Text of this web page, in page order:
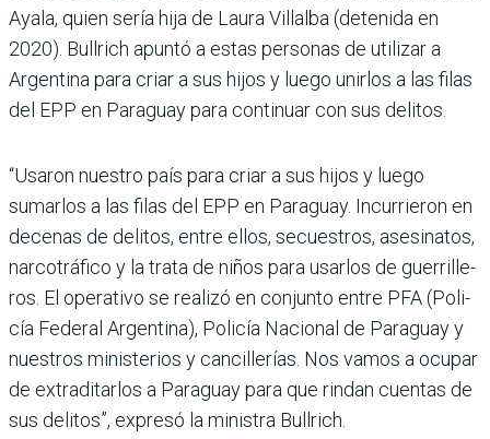
Ayala, quien sería hija de Laura Villalba (detenida en
2020). Bull­rich apuntó a estas perso­nas de utilizar a
Argentina para criar a sus hijos y luego unirlos a las filas
del EPP en Paraguay para continuar con sus delitos.
“Usaron nuestro país para criar a sus hijos y luego
sumarlos a las filas del EPP en Paraguay. Incurrieron en
decenas de delitos, entre ellos, secuestros, asesinatos,
nar­cotráfico y la trata de niños para usarlos de guerrille­
ros. El operativo se realizó en conjunto entre PFA (Poli­
cía Federal Argentina), Poli­cía Nacional de Paraguay y
nuestros ministerios y can­cillerías. Nos vamos a ocupar
de extraditarlos a Paraguay para que rindan cuentas de
sus delitos”, expresó la minis­tra Bullrich.